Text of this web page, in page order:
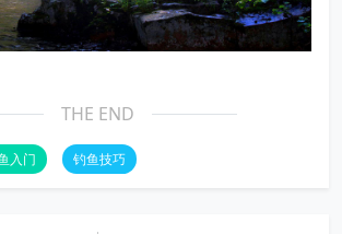
THE END
入门 钓鱼技巧